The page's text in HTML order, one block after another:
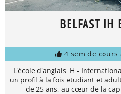
BELFAST IH
4 sem de cours
L'école d'anglais IH -
un profil à la fois étudiant et
de 25 ans, au cœur de la